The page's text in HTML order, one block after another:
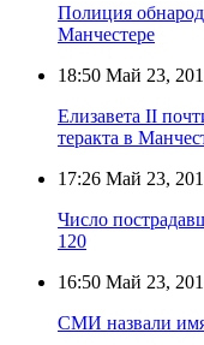
Полиция
Манчестере
18:50 Май 23,
Елизавета II
теракта в
17:26 Май 23,
Число
120
16:50 Май 23,
СМИ назвали имя